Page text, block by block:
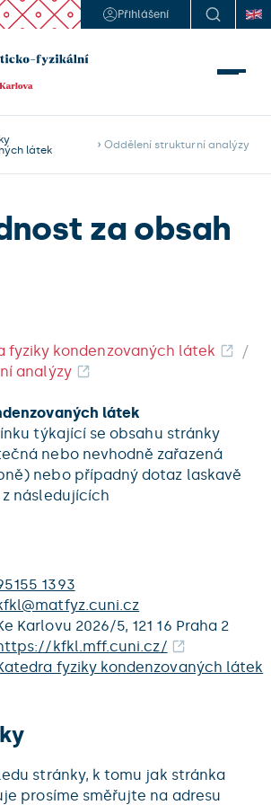
Přihlášení
látek
Oddělení strukturní analýzy
za obsah
fyziky kondenzovaných látek
analýzy
látek
týkající se obsahu stránky
nebo nevhodně zařazená
nebo případný dotaz laskavě
následujících
1393
Karlovu 2026/5, 121 16 Praha 2
kfkl.mff.cuni.cz/
fyziky kondenzovaných látek
stránky, k tomu jak stránka
prosíme směřujte na adresu